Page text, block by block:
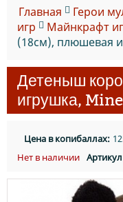
Главная
Герои
игр
Майнкрафт
(18см), плюшевая
Детеныш
игрушка,
Цена в копибаллах:
Нет в наличии